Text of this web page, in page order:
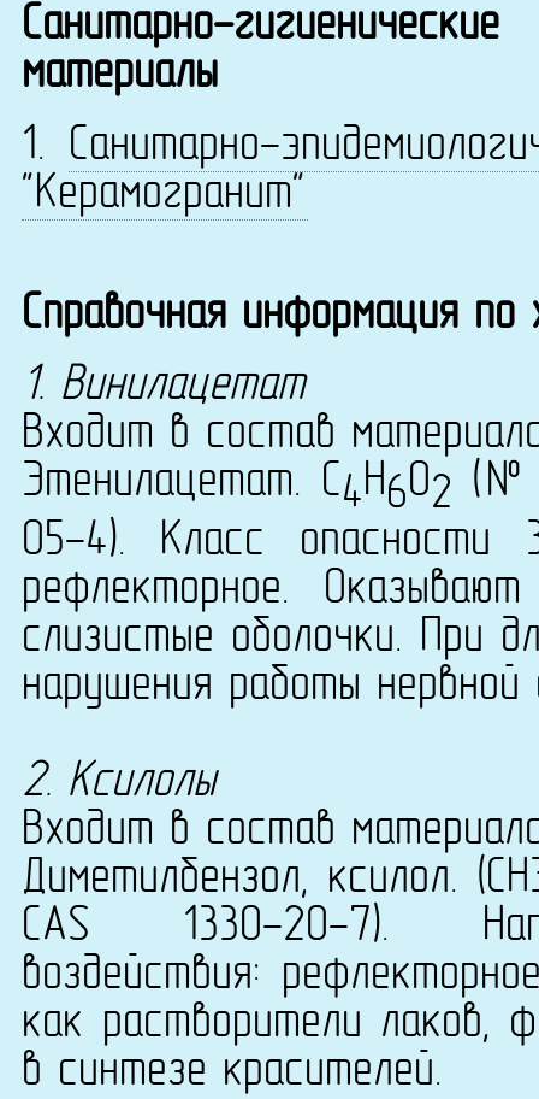
Санитарно-
материалы
1. Санитарно-
"Керамогранит"
Справочная информация
1. Винилацетат
Входит в состав
Этенилацетат. C4H6O2 (№
05-4). Класс опасности
рефлекторное.
слизистые оболочки. При
нарушения работы нервной
2. Ксилолы
Входит в состав
Диметилбензол, ксилол.
CAS 1330-20-7).
воздействия:
как растворители лаков,
в синтезе красителей.